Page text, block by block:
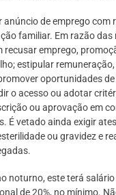
anúncio de emprego com
familiar. Em razão das
recusar emprego,
estipular
oportunidades
o acesso ou adotar
ou aprovação em
É vetado ainda exigir
ou gravidez e
noturno, este terá salário
de 20%, no mínimo.